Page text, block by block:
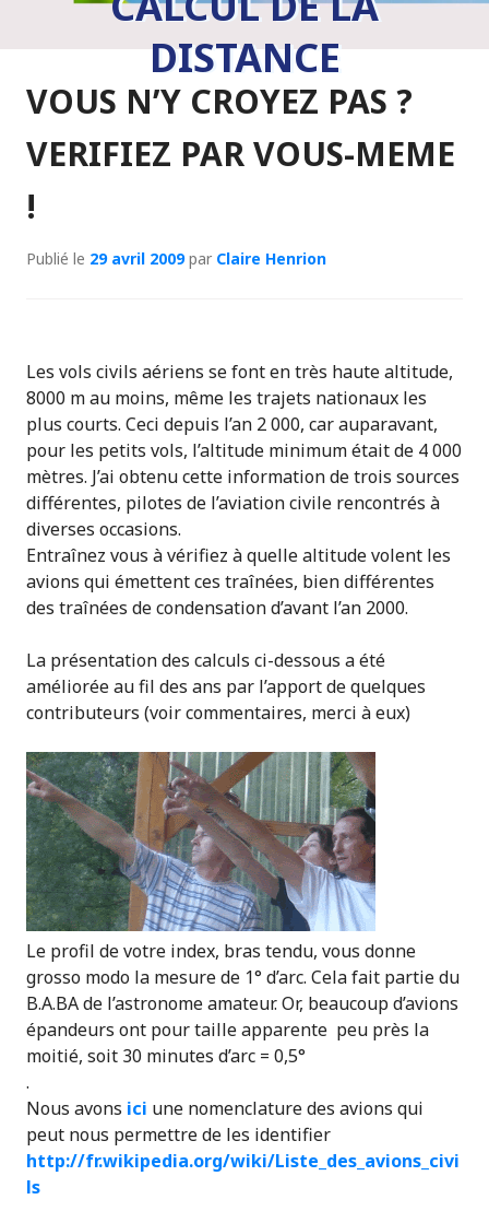
DISTANCE
VOUS N’Y CROYEZ PAS ?
VERIFIEZ PAR VOUS-MEME
!
Publié le 29 avril 2009par Claire Henrion
Les vols civils aériens se font en très haute altitude,
8000 m au moins, même les trajets nationaux les
plus courts. Ceci depuis l’an 2 000, car auparavant,
pour les petits vols, l’altitude minimum était de 4 000
mètres. J’ai obtenu cette information de trois sources
différentes, pilotes de l’aviation civile rencontrés à
diverses occasions.
Entraînez vous à vérifiez à quelle altitude volent les
avions qui émettent ces traînées, bien différentes
des traînées de condensation d’avant l’an 2000.
La présentation des calculs ci-dessous a été
améliorée au fil des ans par l’apport de quelques
contributeurs (voir commentaires, merci à eux)
Le profil de votre index, bras tendu, vous donne
grosso modo la mesure de 1° d’arc. Cela fait partie du
B.A.BA de l’astronome amateur. Or, beaucoup d’avions
épandeurs ont pour taille apparente peu près la
moitié, soit 30 minutes d’arc = 0,5°
.
Nous avons ici une nomenclature des avions qui
peut nous permettre de les identifier
http://fr.wikipedia.org/wiki/Liste_des_avions_civi
ls